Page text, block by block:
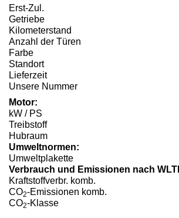
Erst-Zul.
Getriebe
Kilometerstand
Anzahl der Türen
Farbe
Standort
Lieferzeit
Unsere Nummer
Motor:
kW / PS
Treibstoff
Hubraum
Umweltnormen:
Umweltplakette
Verbrauch und Emissionen nach
Kraftstoffverbr. komb.
CO2-Emissionen komb.
CO2-Klasse